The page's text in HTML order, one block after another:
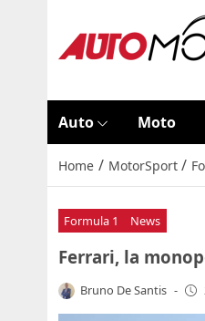
Auto Moto
Home / MotorSport /
Formula 1 News
Ferrari, la
Bruno De Santis -